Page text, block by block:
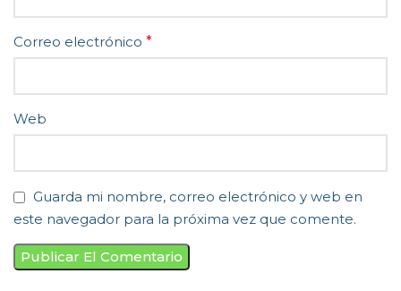
Correo electrónico *
Web
Guarda mi nombre, correo electrónico y web en
este navegador para la próxima vez que comente.